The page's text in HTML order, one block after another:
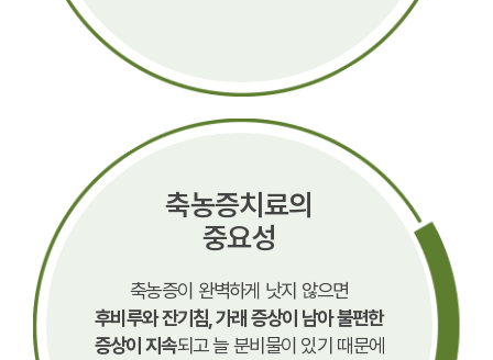
축농증치료의
중요성
축농증이 완벽하게 낫지 않으면
후비루와 잔기침, 가래 증상이 남아 불편한
증상이 지속되고 늘 분비물이 있기 때문에